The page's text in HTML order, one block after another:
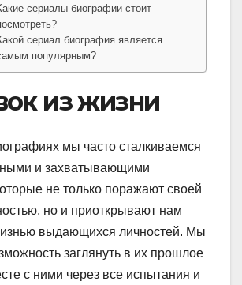
сериалы биографии стоит
сериал биография является
популярным?
из жизни
мы часто сталкиваемся
и захватывающими
не только поражают своей
но и приоткрывают нам
выдающихся личностей. Мы
заглянуть в их прошлое
с ними через все испытания и